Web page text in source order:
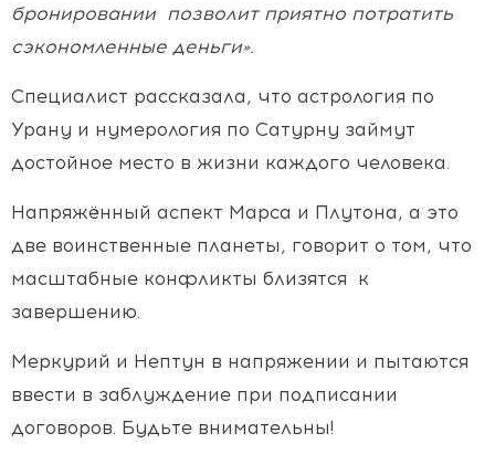
бронировании позволит приятно потратить
сэкономленные деньги».
Специалист рассказала, что астрология по
Урану и нумерология по Сатурну займут
достойное место в жизни каждого человека.
Напряжённый аспект Марса и Плутона, а это
две воинственные планеты, говорит о том, что
масштабные конфликты близятся к
завершению.
Меркурий и Нептун в напряжении и пытаются
ввести в заблуждение при подписании
договоров. Будьте внимательны!